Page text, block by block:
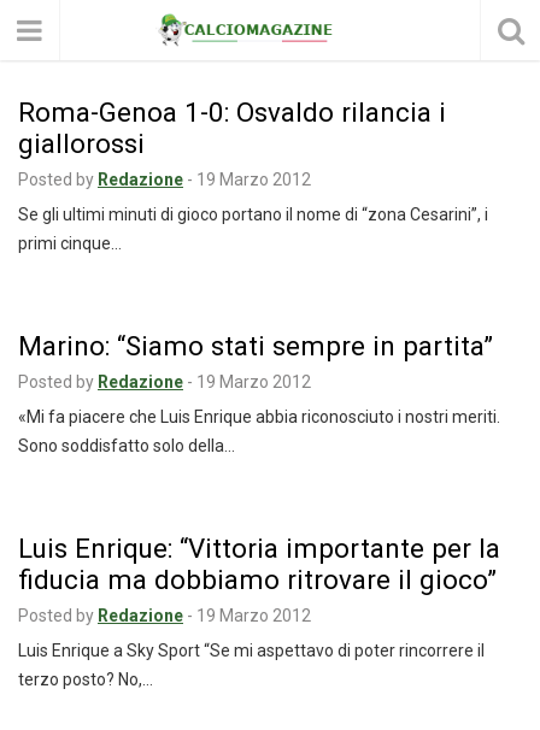
Roma-Genoa 1-0: Osvaldo rilancia i
giallorossi
Posted by Redazione - 19 Marzo 2012
Se gli ultimi minuti di gioco portano il nome di “zona Cesarini”, i
primi cinque…
Marino: “Siamo stati sempre in partita”
Posted by Redazione - 19 Marzo 2012
«Mi fa piacere che Luis Enrique abbia riconosciuto i nostri meriti.
Sono soddisfatto solo della…
Luis Enrique: “Vittoria importante per la
fiducia ma dobbiamo ritrovare il gioco”
Posted by Redazione - 19 Marzo 2012
Luis Enrique a Sky Sport “Se mi aspettavo di poter rincorrere il
terzo posto? No,…